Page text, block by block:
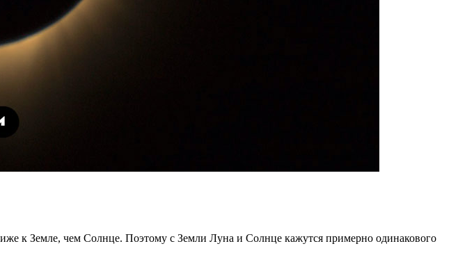
к Земле, чем Солнце. Поэтому с Земли Луна и Солнце кажутся примерно одинакового